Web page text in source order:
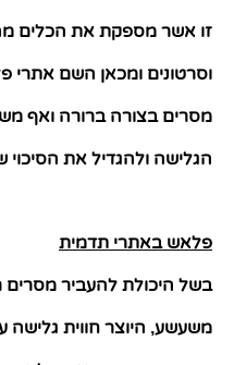
זו אשר מספקת את הכלים
וסרטונים ומכאן השם אתרי
מסרים בצורה ברורה ואף
הגלישה ולהגדיל את
פלאש באתרי תדמית
בשל היכולת להעביר מסרים
משעשע, היוצר חווית גלישה